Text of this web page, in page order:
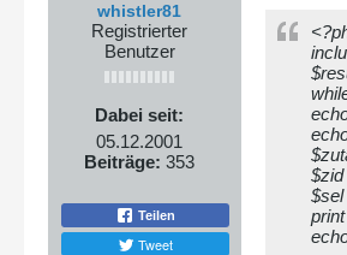
whistler81
Registrierter
Benutzer
Dabei seit:
05.12.2001
Beiträge: 353
Teilen
Tweet
$zid